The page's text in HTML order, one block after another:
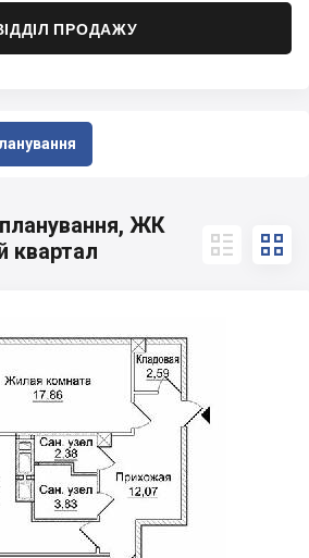
ПРОДАЖУ
планування, ЖК
квартал
 